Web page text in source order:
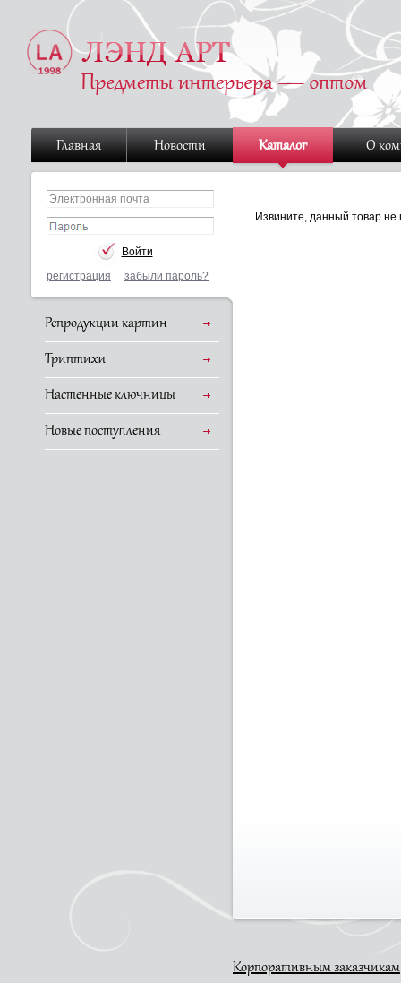
Главная Новости Каталог О
регистрация забыли пароль?
Репродукции картин
Триптихи
Настенные ключницы
Новые поступления
Извините, данный товар не
Корпоративным заказчикам